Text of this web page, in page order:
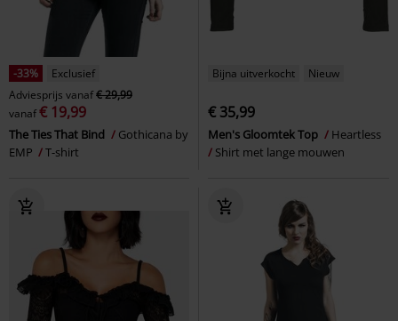
-33%
Exclusief
Adviesprijs vanaf€ 29,99
vanaf€ 19,99
The Ties That Bind
Gothicana by
EMP
T-shirt
Bijna uitverkocht Nieuw
€ 35,99
Men's Gloomtek Top
Heartless
Shirt met lange mouwen